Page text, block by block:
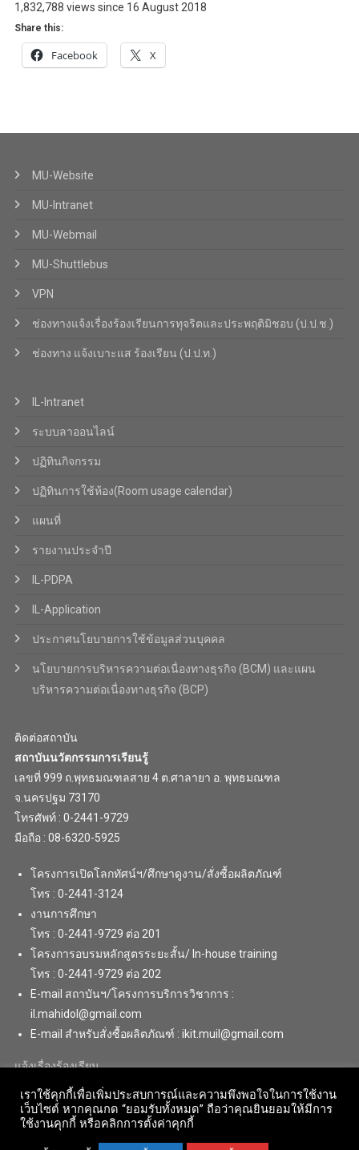
1,832,788 views since 16 August 2018
Share this:
Facebook X
MU-Website
MU-Intranet
MU-Webmail
MU-Shuttlebus
VPN
ช่องทางแจ้งเรื่องร้องเรียนการทุจริตและประพฤติมิชอบ (ป.ป.ช.)
ช่องทาง แจ้งเบาะแส ร้องเรียน (ป.ป.ท.)
IL-Intranet
ระบบลาออนไลน์
ปฏิทินกิจกรรม
ปฏิทินการใช้ห้อง(Room usage calendar)
แผนที่
รายงานประจำปี
IL-PDPA
IL-Application
ประกาศนโยบายการใช้ข้อมูลส่วนบุคคล
นโยบายการบริหารความต่อเนื่องทางธุรกิจ (BCM) และแผน
บริหารความต่อเนื่องทางธุรกิจ (BCP)
ติดต่อสถาบัน
สถาบันนวัตกรรมการเรียนรู้
เลขที่ 999 ถ.พุทธมณฑลสาย 4 ต.ศาลายา อ. พุทธมณฑล
จ.นครปฐม 73170
โทรศัพท์ : 0-2441-9729
มือถือ : 08-6320-5925
โครงการเปิดโลกทัศน์ฯ/ศึกษาดูงาน/สั่งซื้อผลิตภัณฑ์
โทร : 0-2441-3124
งานการศึกษา
โทร : 0-2441-9729 ต่อ 201
โครงการอบรมหลักสูตรระยะสั้น/ In-house training
โทร : 0-2441-9729 ต่อ 202
E-mail สถาบันฯ/โครงการบริการวิชาการ :
il.mahidol@gmail.com
E-mail สำหรับสั่งซื้อผลิตภัณฑ์ : ikit.muil@gmail.com
แจ้งเรื่องร้องเรียน
เราใช้คุกกี้เพื่อเพิ่มประสบการณ์และความพึงพอใจในการใช้งาน
เว็บไซต์ หากคุณกด “ยอมรับทั้งหมด” ถือว่าคุณยินยอมให้มีการ
ใช้งานคุกกี้ หรือคลิกการตั้งค่าคุกกี้